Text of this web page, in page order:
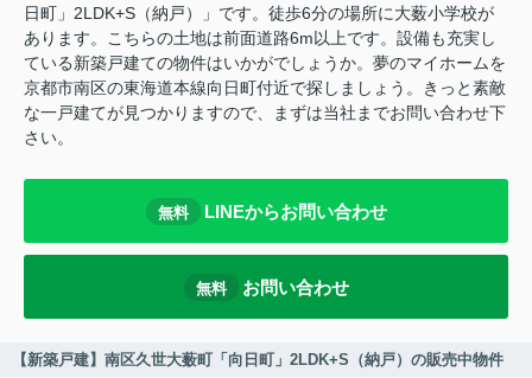
日町」2LDK+S（納戸）」です。徒歩6分の場所に大薮小学校が
あります。こちらの土地は前面道路6m以上です。設備も充実し
ている新築戸建ての物件はいかがでしょうか。夢のマイホームを
京都市南区の東海道本線向日町付近で探しましょう。きっと素敵
な一戸建てが見つかりますので、まずは当社までお問い合わせ下
さい。
無料 LINEからお問い合わせ
無料 お問い合わせ
【新築戸建】南区久世大薮町「向日町」2LDK+S（納戸）の販売中物件